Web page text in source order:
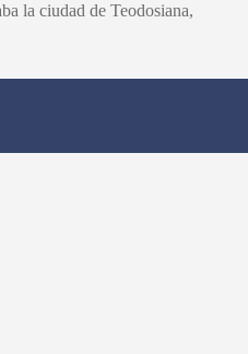
la ciudad de Teodosiana,